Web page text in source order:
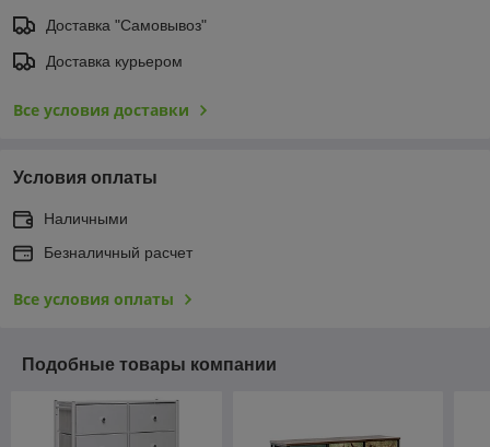
Доставка "Самовывоз"
Доставка курьером
Все условия доставки
Условия оплаты
Наличными
Безналичный расчет
Все условия оплаты
Подобные товары компании